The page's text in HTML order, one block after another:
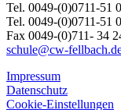
Tel. 0049-(0)0711-51
Tel. 0049-(0)0711-51
Fax 0049-(0)711- 34
schule@cw-
Impressum
Datenschutz
Cookie-Einstellungen